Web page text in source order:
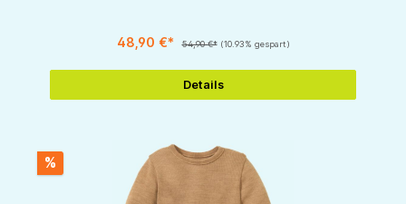
48,90 €* 54,90 €* (10.93% gespart)
Details
%